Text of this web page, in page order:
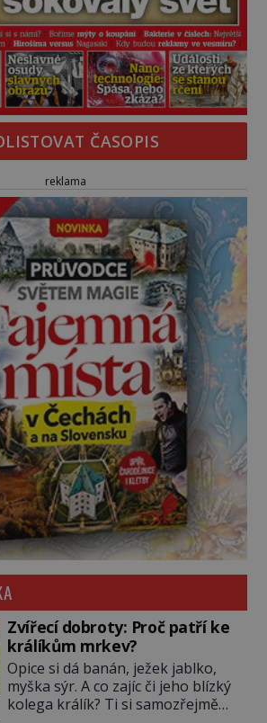
ČASOPIS
reklama
Zvířecí dobroty: Proč patří ke
králíkům mrkev?
Opice si dá banán, ježek jablko,
myška sýr. A co zajíc či jeho blízký
kolega králík? Ti si samozřejmě